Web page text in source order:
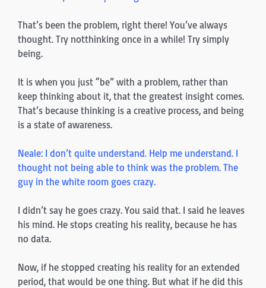
That’s been the problem, right there! You’ve always
thought. Try notthinking once in a while! Try simply
being.
It is when you just “be” with a problem, rather than
keep thinking about it, that the greatest insight comes.
That’s because thinking is a creative process, and being
is a state of awareness.
Neale: I don’t quite understand. Help me understand. I
thought not being able to think was the problem. The
guy in the white room goes crazy.
I didn’t say he goes crazy. You said that. I said he leaves
his mind. He stops creating his reality, because he has
no data.
Now, if he stopped creating his reality for an extended
period, that would be one thing. But what if he did this